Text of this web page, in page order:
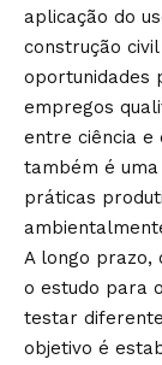
aplicação do
construção
oportunidades
empregos
entre ciência e
também é
práticas
A longo prazo,
o estudo para
testar
objetivo é